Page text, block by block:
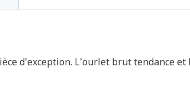
d’exception. L’ourlet brut tendance